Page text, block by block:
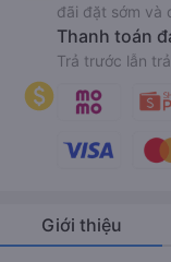
đãi đặt sớm và
Thanh toán
Trả trước lẫn
Giới thiệu